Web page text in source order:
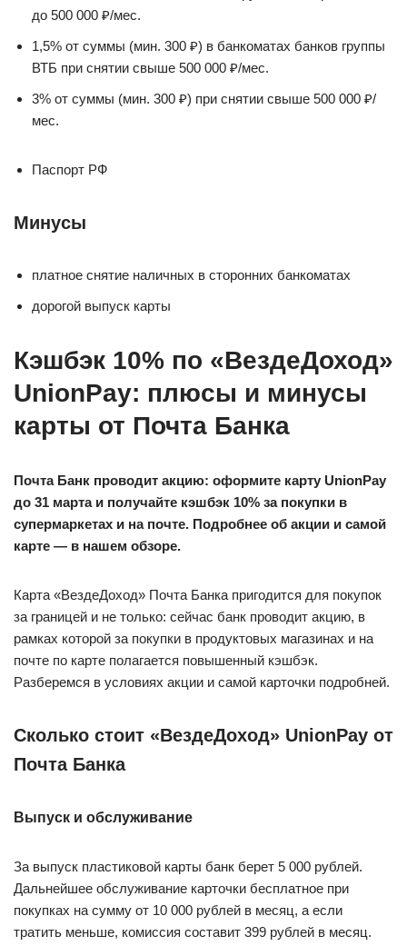
до 500 000 ₽/мес.
1,5% от суммы (мин. 300 ₽) в банкоматах банков группы
ВТБ при снятии свыше 500 000 ₽/мес.
3% от суммы (мин. 300 ₽) при снятии свыше 500 000 ₽/
мес.
Паспорт РФ
Минусы
платное снятие наличных в сторонних банкоматах
дорогой выпуск карты
Кэшбэк 10% по «ВездеДоход»
UnionPay: плюсы и минусы
карты от Почта Банка
Почта Банк проводит акцию: оформите карту UnionPay
до 31 марта и получайте кэшбэк 10% за покупки в
супермаркетах и на почте. Подробнее об акции и самой
карте — в нашем обзоре.
Карта «ВездеДоход» Почта Банка пригодится для покупок
за границей и не только: сейчас банк проводит акцию, в
рамках которой за покупки в продуктовых магазинах и на
почте по карте полагается повышенный кэшбэк.
Разберемся в условиях акции и самой карточки подробней.
Сколько стоит «ВездеДоход» UnionPay от
Почта Банка
Выпуск и обслуживание
За выпуск пластиковой карты банк берет 5 000 рублей.
Дальнейшее обслуживание карточки бесплатное при
покупках на сумму от 10 000 рублей в месяц, а если
тратить меньше, комиссия составит 399 рублей в месяц.